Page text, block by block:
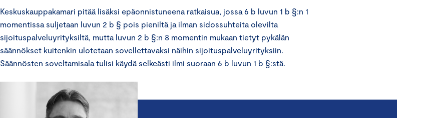
Keskuskauppakamari pitää lisäksi epäonnistuneena ratkaisua, jossa 6 b luvun 1 b §:n 1
momentissa suljetaan luvun 2 b § pois pieniltä ja ilman sidossuhteita olevilta
sijoituspalveluyrityksiltä, mutta luvun 2 b §:n 8 momentin mukaan tietyt pykälän
säännökset kuitenkin ulotetaan sovellettavaksi näihin sijoituspalveluyrityksiin.
Säännösten soveltamisala tulisi käydä selkeästi ilmi suoraan 6 b luvun 1 b §:stä.